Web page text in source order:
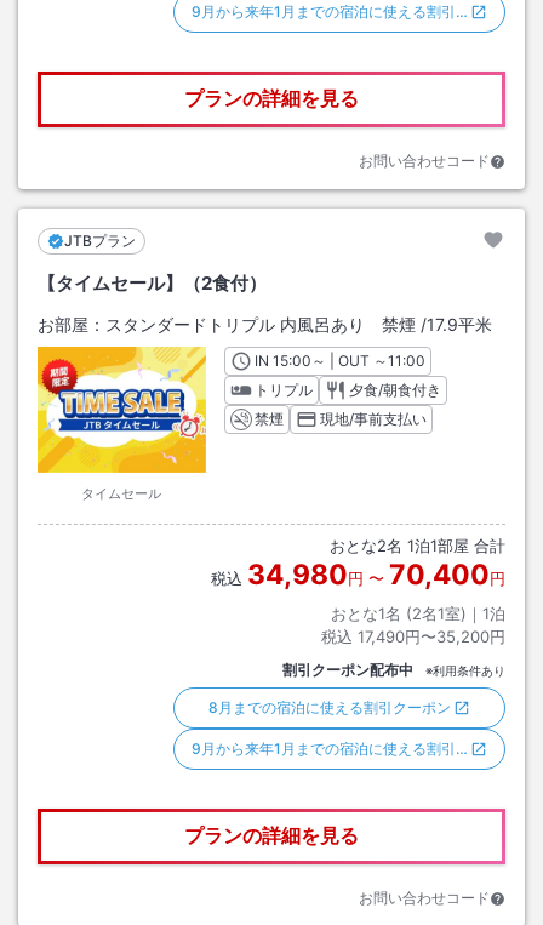
9月から来年1月までの宿泊に使える割引…
プランの詳細を見る
お問い合わせコード
JTBプラン
【タイムセール】（2食付）
お部屋： スタンダードトリプル 内風呂あり 禁煙 /17.9平米
タイムセール
INチェックイン
15:00 ～ | OUT チェックアウト
～11:00
トリプル
夕食/朝食付き
禁煙
現地/事前支払い
おとな2名 1泊1部屋 合計
税込 34,980円 〜 70,400円
おとな1名 (2名1室)｜ 1泊
税込 17,490円〜35,200円
割引クーポン配布中 ※利用条件あり
8月までの宿泊に使える割引クーポン
9月から来年1月までの宿泊に使える割引…
プランの詳細を見る
お問い合わせコード